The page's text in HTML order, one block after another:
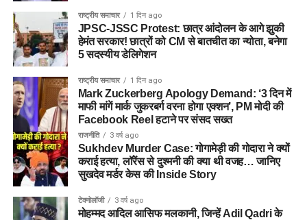
राष्ट्रीय समाचार 1 दिन ago
JPSC-JSSC Protest: छात्र आंदोलन के आगे झुकी
हेमंत सरकार! छात्रों को CM से बातचीत का न्योता, बनेगा
5 सदस्यीय डेलिगेशन
राष्ट्रीय समाचार 1 दिन ago
Mark Zuckerberg Apology Demand: ‘3 दिन में
माफी मांगें मार्क जुकरबर्ग वरना होगा एक्शन’, PM मोदी की
Facebook Reel हटाने पर संसद सख्त
राजनीति 3 वर्ष ago
Sukhdev Murder Case: गोगामेड़ी की गोदारा ने क्यों
कराई हत्या, लॉरेंस से दुश्मनी की क्या थी वजह… जानिए
सुखदेव मर्डर केस की Inside Story
टेक्नोलॉजी 3 वर्ष ago
मोहम्मद आदिल आसिफ मलकानी, जिन्हें Adil Qadri के